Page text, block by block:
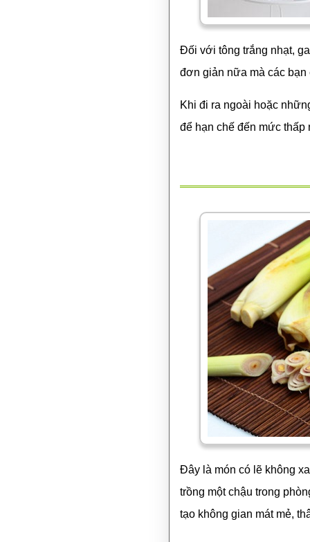
Đối với tông trắng nhạt,
đơn giản nữa mà các bạn
Khi đi ra ngoài hoặc
để hạn chế đến mức thấp
Đây là món có lẽ không
trồng một chậu trong
tạo không gian mát mẻ,